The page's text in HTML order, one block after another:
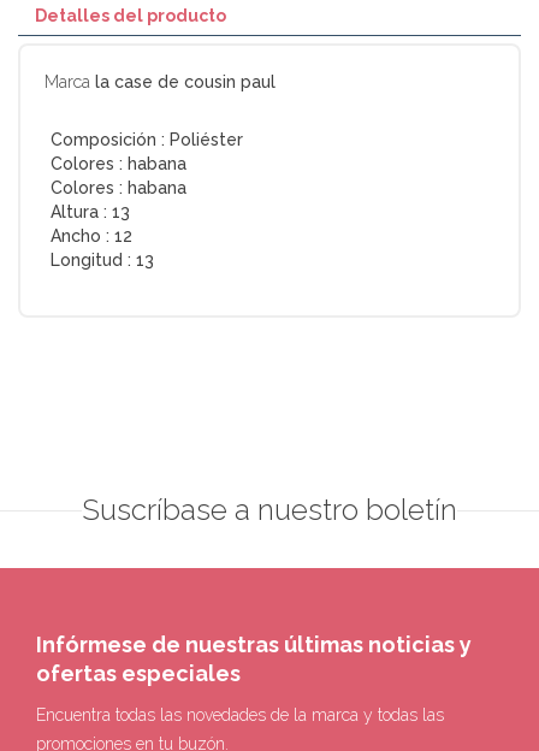
Detalles del producto
Marca la case de cousin paul
Composición : Poliéster
Colores : habana
Colores : habana
Altura : 13
Ancho : 12
Longitud : 13
Suscríbase a nuestro boletín
Infórmese de nuestras últimas noticias y
ofertas especiales
Encuentra todas las novedades de la marca y todas las
promociones en tu buzón.